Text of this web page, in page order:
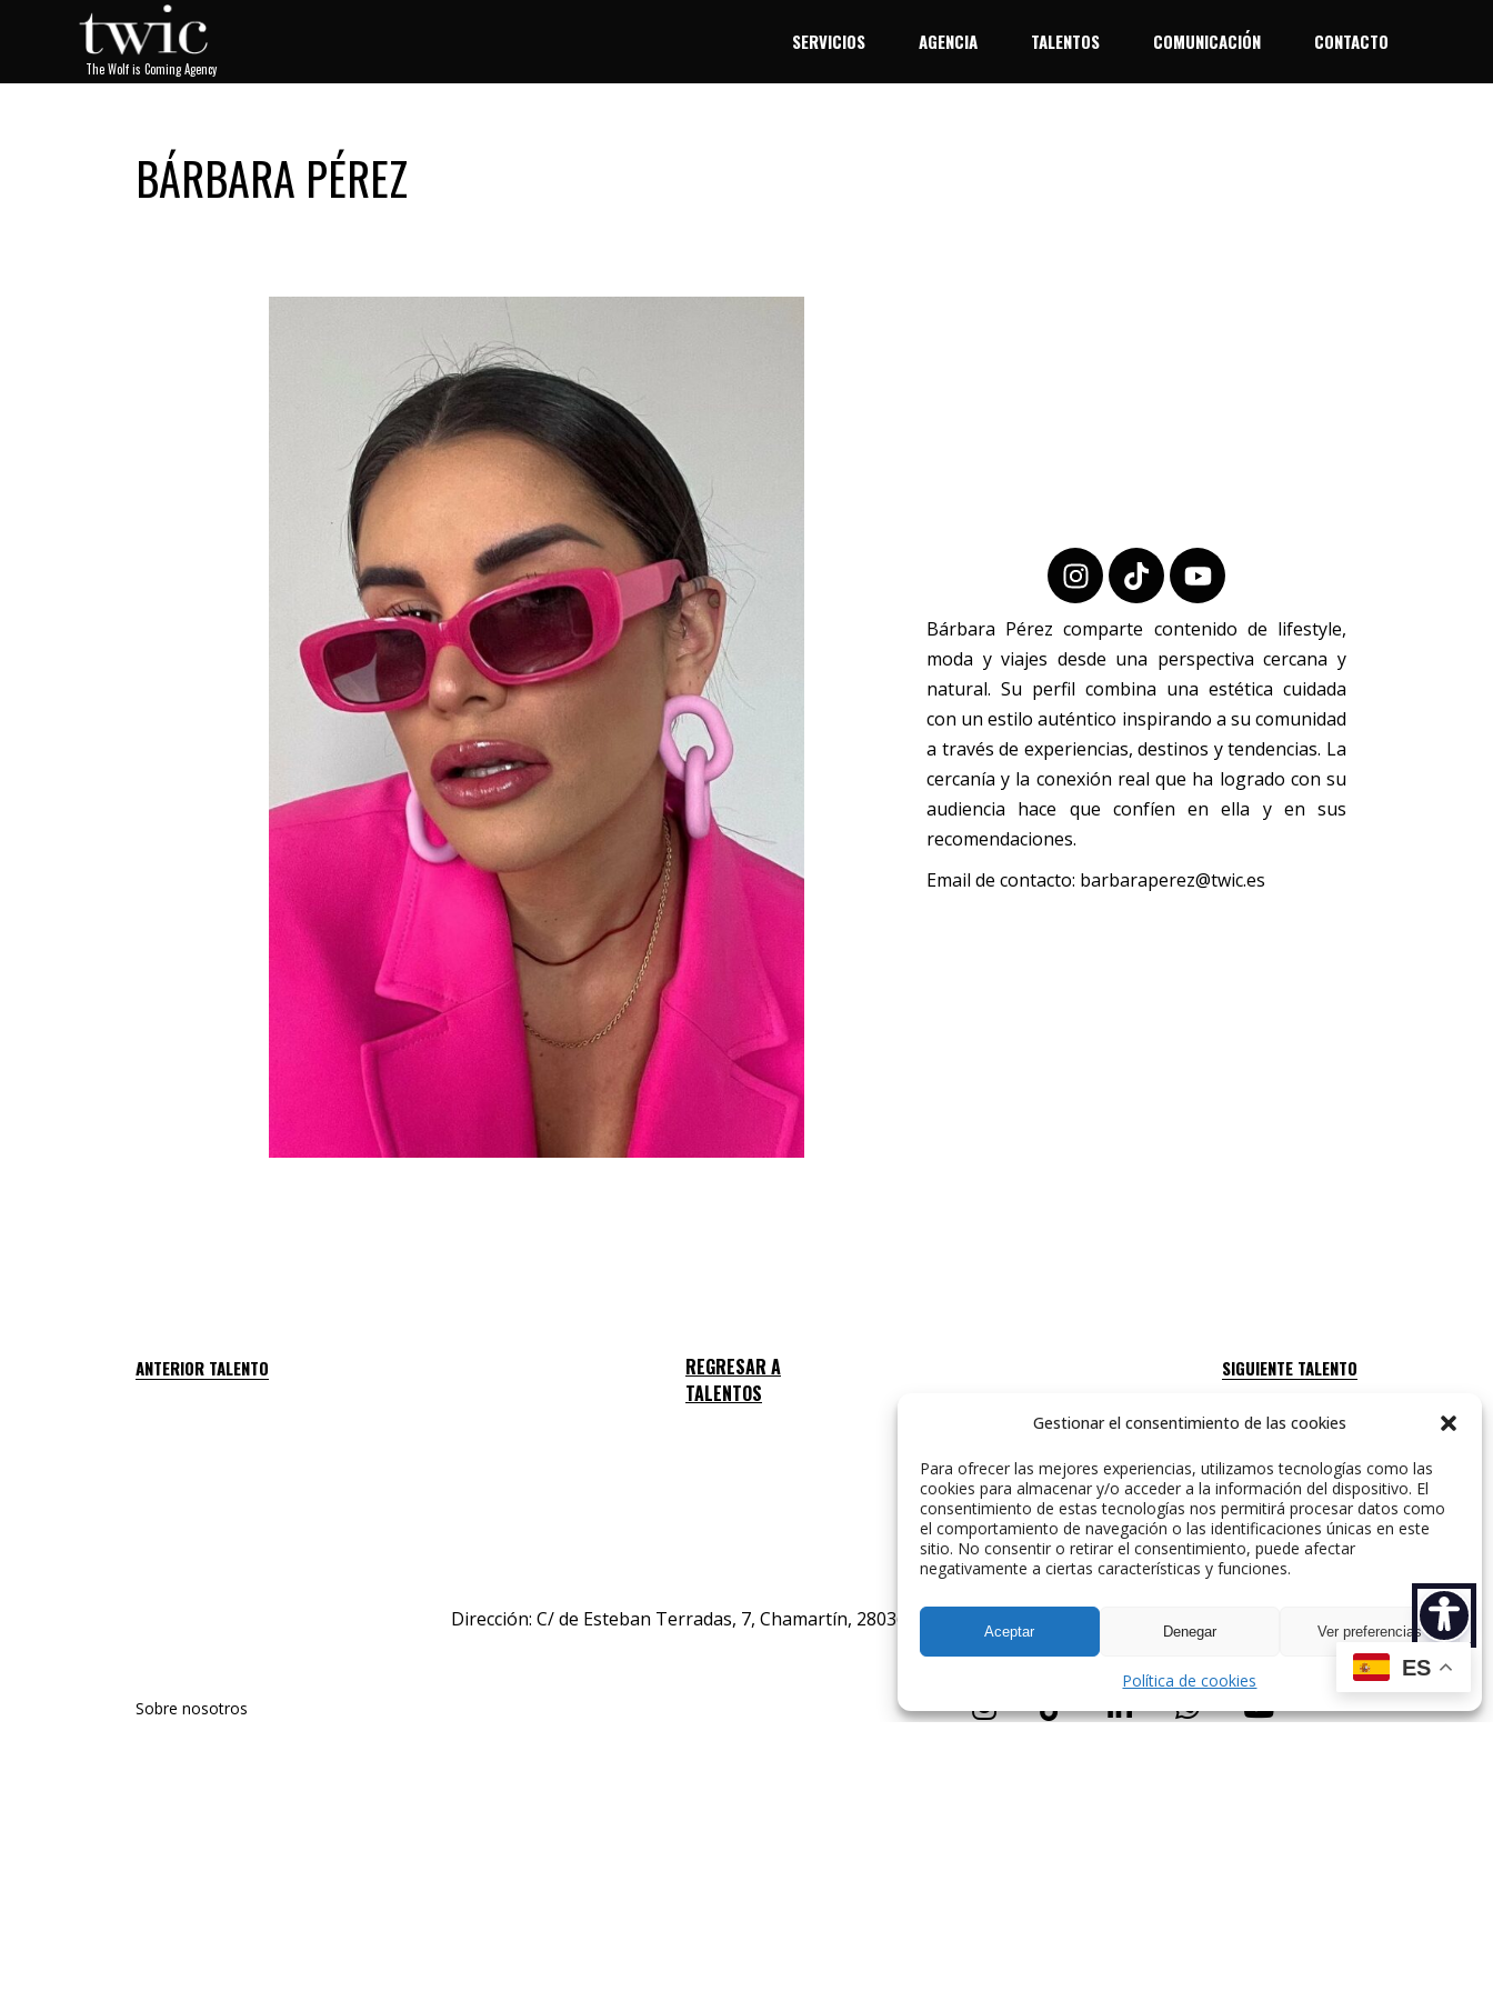
Gestionar el consentimiento de las cookies
Para ofrecer las mejores experiencias, utilizamos tecnologías como las
cookies para almacenar y/o acceder a la información del dispositivo. El
consentimiento de estas tecnologías nos permitirá procesar datos como
el comportamiento de navegación o las identificaciones únicas en este
sitio. No consentir o retirar el consentimiento, puede afectar
negativamente a ciertas características y funciones.
Aceptar Denegar Ver preferencias
Política de cookies
SERVICIOS AGENCIA TALENTOS COMUNICACIÓN CONTACTO
BÁRBARA PÉREZ
Bárbara Pérez comparte contenido de lifestyle,
moda y viajes desde una perspectiva cercana y
natural. Su perfil combina una estética cuidada
con un estilo auténtico inspirando a su comunidad
a través de experiencias, destinos y tendencias. La
cercanía y la conexión real que ha logrado con su
audiencia hace que confíen en ella y en sus
recomendaciones.
Email de contacto: barbaraperez@twic.es
ANTERIOR TALENTO SIGUIENTE TALENTO
Dirección: C/ de Esteban Terradas, 7, Chamartín, 28036 Madrid, España.
Sobre nosotros
ES